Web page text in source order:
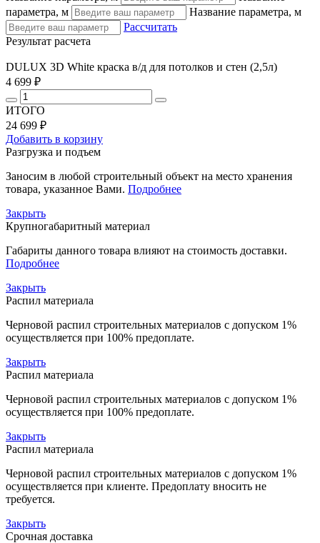
параметра, м
Название параметра, м
Рассчитать
Результат расчета
DULUX 3D White краска в/д для потолков и стен (2,5л)
4 699 ₽
ИТОГО
24 699 ₽
Добавить в корзину
Разгрузка и подъем
Заносим в любой строительный объект на место хранения
товара, указанное Вами. Подробнее
Закрыть
Крупногабаритный материал
Габариты данного товара влияют на стоимость доставки.
Подробнее
Закрыть
Распил материала
Черновой распил строительных материалов с допуском 1%
осуществляется при 100% предоплате.
Закрыть
Распил материала
Черновой распил строительных материалов с допуском 1%
осуществляется при 100% предоплате.
Закрыть
Распил материала
Черновой распил строительных материалов с допуском 1%
осуществляется при клиенте. Предоплату вносить не
требуется.
Закрыть
Срочная доставка